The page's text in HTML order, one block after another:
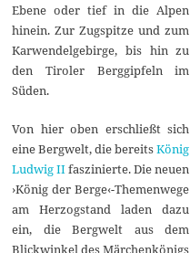
Ebene oder tief in die Alpen
hinein. Zur Zugspitze und zum
Karwendelgebirge, bis hin zu
den Tiroler Berggipfeln im
Süden.
Von hier oben erschließt sich
eine Bergwelt, die bereitsKönig
Ludwig IIfaszinierte. Die neuen
›König der Berge‹-Themenwege
am Herzogstand laden dazu
ein, die Bergwelt aus dem
Blickwinkel des Märchenkönigs